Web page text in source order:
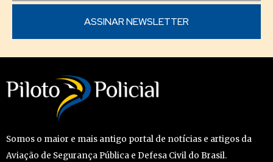
Somos o maior e mais antigo portal de notícias e artigos da
Aviação de Segurança Pública e Defesa Civil do Brasil.